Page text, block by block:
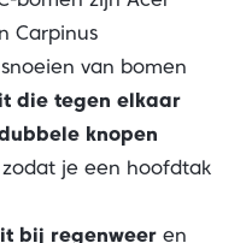
Carpinus
van bomen
die tegen elkaar
knopen
je een hoofdtak
bij regenweeren